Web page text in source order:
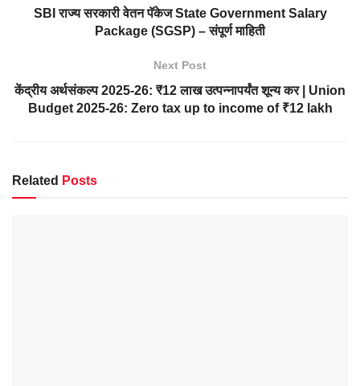
SBI राज्य सरकारी वेतन पॅकेज State Government Salary
Package (SGSP) – संपूर्ण माहिती
Next Post
केंद्रीय अर्थसंकल्प 2025-26: ₹12 लाख उत्पन्नापर्यंत शून्य कर | Union
Budget 2025-26: Zero tax up to income of ₹12 lakh
Related Posts